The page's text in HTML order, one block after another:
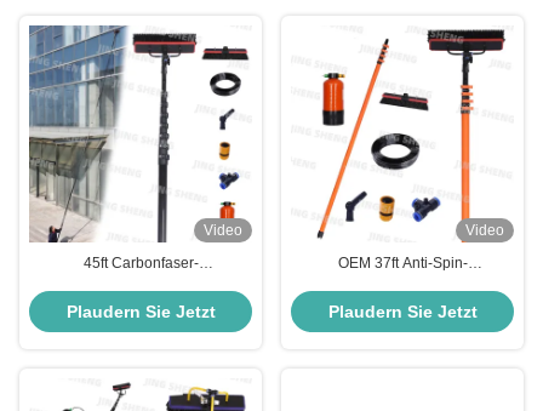
Video
45ft Carbonfaser-
Hochhausfenster Einfach zu
bedienen, individuelle Größen,
Plaudern Sie Jetzt
Video
OEM 37ft Anti-Spin-
Waschstäbe Wasser-gefütterte
Pole-System für Ladenfronten
Plaudern Sie Jetzt